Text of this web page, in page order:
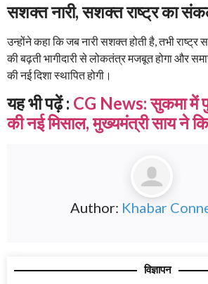
सशक्त नारी, सशक्त राष्ट्र का
उन्होंने कहा कि जब नारी सशक्त होती है, तभी
की बढ़ती भागीदारी से लोकतंत्र मजबूत होगा और
की नई दिशा स्थापित होगी।
यह भी पढ़ें : CG News: सुकमा में
की नई मिसाल, मुख्यमंत्री साय ने
Author: Khabar
विज्ञापन